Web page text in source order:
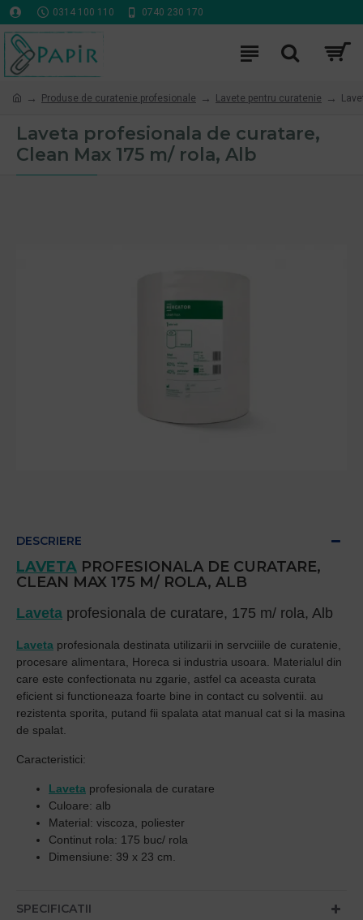
0314 100 110 0740 230 170
Produse de curatenie profesionale Lavete pentru curatenie
Laveta profesionala de curatare,
Clean Max 175 m/ rola, Alb
DESCRIERE
LAVETA PROFESIONALA DE CURATARE,
CLEAN MAX 175 M/ ROLA, ALB
Laveta profesionala de curatare, 175 m/ rola, Alb
Laveta profesionala destinata utilizarii in servciiile de curatenie,
procesare alimentara, Horeca si industria usoara. Materialul din
care este confectionata nu zgarie, astfel ca aceasta curata
eficient si functioneaza foarte bine in contact cu solventii. au
rezistenta sporita, putand fii spalata atat manual cat si la masina
de spalat.
Caracteristici:
Laveta profesionala de curatare
Culoare: alb
Material: viscoza, poliester
Continut rola: 175 buc/ rola
Dimensiune: 39 x 23 cm.
SPECIFICATII